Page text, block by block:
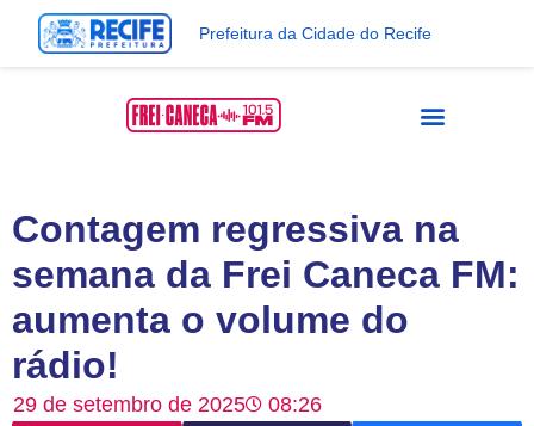
Prefeitura da Cidade do Recife
Contagem regressiva na
semana da Frei Caneca FM:
aumenta o volume do
rádio!
29 de setembro de 2025 08:26